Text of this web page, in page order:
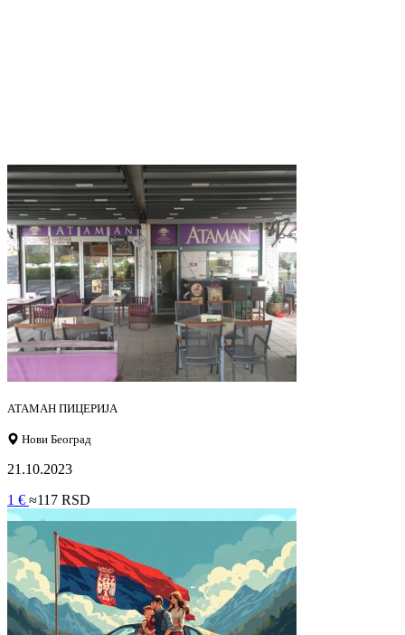
АТАМАН ПИЦЕРИЈА
Нови Београд
21.10.2023
1 € ≈117 RSD